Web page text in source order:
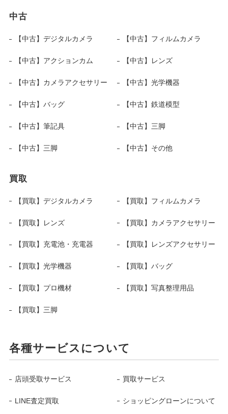
中古
【中古】デジタルカメラ 【中古】フィルムカメラ
【中古】アクションカム 【中古】レンズ
【中古】カメラアクセサリー 【中古】光学機器
【中古】バッグ 【中古】鉄道模型
【中古】筆記具 【中古】三脚
【中古】三脚 【中古】その他
買取
【買取】デジタルカメラ 【買取】フィルムカメラ
【買取】レンズ 【買取】カメラアクセサリー
【買取】充電池・充電器 【買取】レンズアクセサリー
【買取】光学機器 【買取】バッグ
【買取】プロ機材 【買取】写真整理用品
【買取】三脚
各種サービスについて
店頭受取サービス 買取サービス
LINE査定買取 ショッピングローンについて